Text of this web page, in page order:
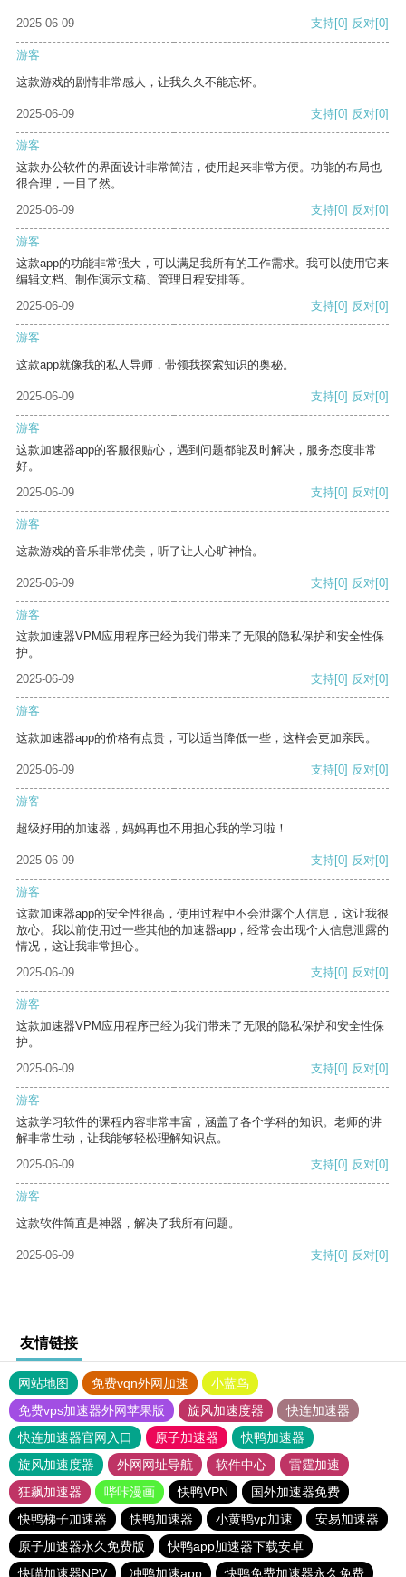
2025-06-09 支持[0] 反对[0]
游客
这款游戏的剧情非常感人，让我久久不能忘怀。
2025-06-09 支持[0] 反对[0]
游客
这款办公软件的界面设计非常简洁，使用起来非常方便。功能的布局也
很合理，一目了然。
2025-06-09
支持[0] 反对[0]
游客
这款app的功能非常强大，可以满足我所有的工作需求。我可以使用它来
编辑文档、制作演示文稿、管理日程安排等。
2025-06-09
支持[0] 反对[0]
游客
这款app就像我的私人导师，带领我探索知识的奥秘。
2025-06-09 支持[0] 反对[0]
游客
这款加速器app的客服很贴心，遇到问题都能及时解决，服务态度非常
好。
2025-06-09
支持[0] 反对[0]
游客
这款游戏的音乐非常优美，听了让人心旷神怡。
2025-06-09 支持[0] 反对[0]
游客
这款加速器VPM应用程序已经为我们带来了无限的隐私保护和安全性保
护。
2025-06-09
支持[0] 反对[0]
游客
这款加速器app的价格有点贵，可以适当降低一些，这样会更加亲民。
2025-06-09 支持[0] 反对[0]
游客
超级好用的加速器，妈妈再也不用担心我的学习啦！
2025-06-09 支持[0] 反对[0]
游客
这款加速器app的安全性很高，使用过程中不会泄露个人信息，这让我很
放心。我以前使用过一些其他的加速器app，经常会出现个人信息泄露的
情况，这让我非常担心。
2025-06-09
支持[0] 反对[0]
游客
这款加速器VPM应用程序已经为我们带来了无限的隐私保护和安全性保
护。
2025-06-09
支持[0] 反对[0]
游客
这款学习软件的课程内容非常丰富，涵盖了各个学科的知识。老师的讲
解非常生动，让我能够轻松理解知识点。
2025-06-09
支持[0] 反对[0]
游客
这款软件简直是神器，解决了我所有问题。
2025-06-09 支持[0] 反对[0]
友情链接
网站地图 免费vqn外网加速
小蓝鸟
免费vps加速器外网苹果版
旋风加速度器
快连加速器
快连加速器官网入口
原子加速器
快鸭加速器
旋风加速度器
外网网址导航 软件中心
雷霆加速
狂飙加速器
哔咔漫画 快鸭VPN
国外加速器免费
快鸭梯子加速器
快鸭加速器 小黄鸭vp加速
安易加速器
原子加速器永久免费版
快鸭app加速器下载安卓
快喵加速器NPV
冲鸭加速app 快鸭免费加速器永久免费